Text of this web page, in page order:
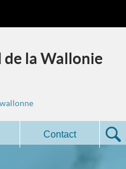
la Wallonie
Contact